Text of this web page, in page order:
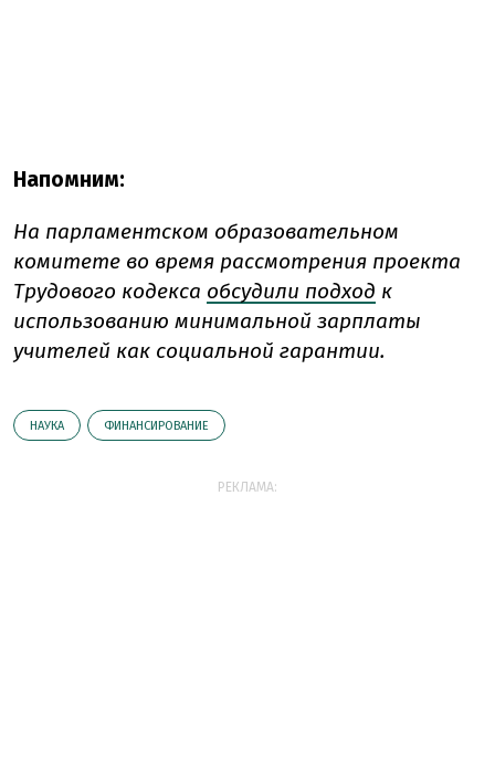
Напомним:
На парламентском образовательном
комитете во время рассмотрения проекта
Трудового кодекса обсудили подход к
использованию минимальной зарплаты
учителей как социальной гарантии.
НАУКА ФИНАНСИРОВАНИЕ
РЕКЛАМА: